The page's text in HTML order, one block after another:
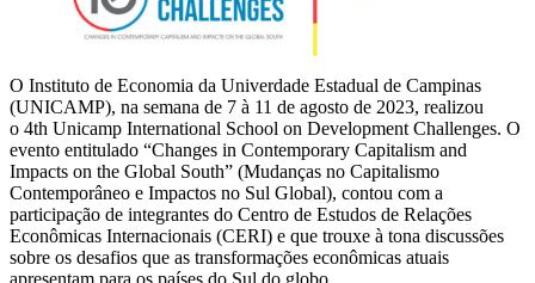
O Instituto de Economia da Univerdade Estadual de Campinas
(UNICAMP), na semana de 7 à 11 de agosto de 2023, realizou
o 4th Unicamp International School on Development Challenges. O
evento entitulado “Changes in Contemporary Capitalism and
Impacts on the Global South” (Mudanças no Capitalismo
Contemporâneo e Impactos no Sul Global), contou com a
participação de integrantes do Centro de Estudos de Relações
Econômicas Internacionais (CERI) e que trouxe à tona discussões
sobre os desafios que as transformações econômicas atuais